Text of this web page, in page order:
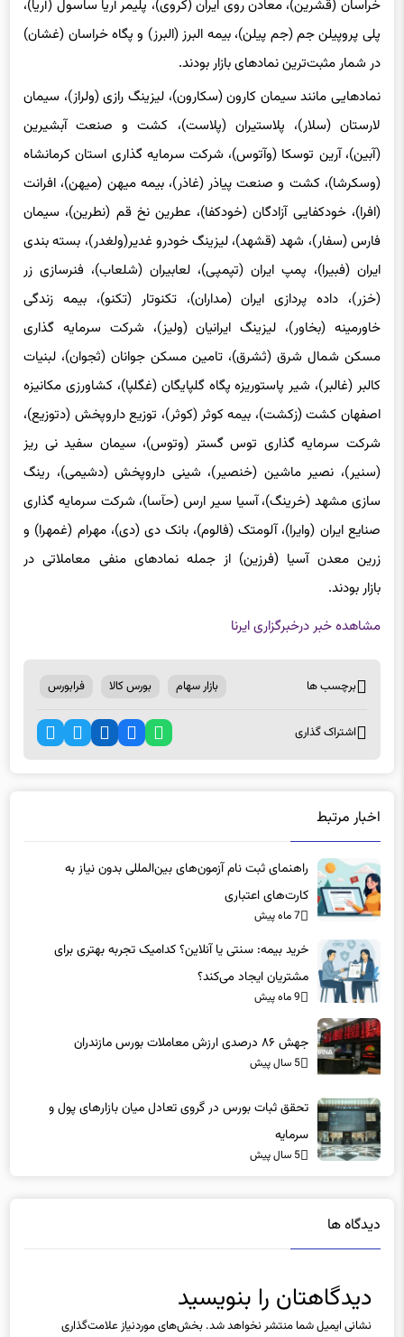
خراسان (قشرین)، معادن روی ایران (کروی)، پلیمر آریا ساسول (آریا)،
پلی پروپیلن جم (جم پیلن)، بیمه البرز (البرز) و پگاه خراسان (غشان)
در شمار مثبت‌ترین نمادهای بازار بودند.
نمادهایی مانند سیمان کارون (سکارون)، لیزینگ رازی (ولراز)، سیمان
لارستان (سلار)، پلاستیران (پلاست)، کشت و صنعت آبشیرین
(آبین)، آرین توسکا (وآتوس)، شرکت سرمایه گذاری استان کرمانشاه
(وسکرشا)، کشت و صنعت پیاذر (غاذر)، بیمه میهن (میهن)، افرانت
(افرا)، خودکفایی آزادگان (خودکفا)، عطرین نخ قم (نطرین)، سیمان
فارس (سفار)، شهد (قشهد)، لیزینگ خودرو غدیر(ولغدر)، بسته بندی
ایران (فبیرا)، پمپ ایران (تپمپی)، لعابیران (شلعاب)، فنرسازی زر
(خزر)، داده پردازی ایران (مداران)، تکنوتار (تکنو)، بیمه زندگی
خاورمینه (بخاور)، لیزینگ ایرانیان (ولیز)، شرکت سرمایه گذاری
مسکن شمال شرق (ثشرق)، تامین مسکن جوانان (ثجوان)، لبنیات
کالبر (غالبر)، شیر پاستوریزه پگاه گلپایگان (غگلپا)، کشاورزی مکانیزه
اصفهان کشت (زکشت)، بیمه کوثر (کوثر)، توزیع داروپخش (دتوزیع)،
شرکت سرمایه گذاری توس گستر (وتوس)، سیمان سفید نی ریز
(سنیر)، نصیر ماشین (خنصیر)، شینی داروپخش (دشیمی)، رینگ
سازی مشهد (خرینگ)، آسیا سیر ارس (حآسا)، شرکت سرمایه گذاری
صنایع ایران (وایرا)، آلومتک (فالوم)، بانک دی (دی)، مهرام (غمهرا) و
زرین معدن آسیا (فرزین) از جمله نمادهای منفی معاملاتی در
بازار بودند.
مشاهده خبر درخبرگزاری ایرنا
برچسب ها بازار سهام بورس کالا فرابورس
اشتراک گذاری
اخبار مرتبط
راهنمای ثبت نام آزمون‌های بین‌المللی بدون نیاز به
کارت‌های اعتباری
7 ماه پیش
خرید بیمه: سنتی یا آنلاین؟ کدامیک تجربه بهتری برای
مشتریان ایجاد می‌کند؟
9 ماه پیش
جهش ۸۶ درصدی ارزش معاملات بورس مازندران
5 سال پیش
تحقق ثبات بورس در گروی تعادل میان بازارهای پول و
سرمایه
5 سال پیش
دیدگاه ها
دیدگاهتان را بنویسید
نشانی ایمیل شما منتشر نخواهد شد. بخش‌های موردنیاز علامت‌گذاری